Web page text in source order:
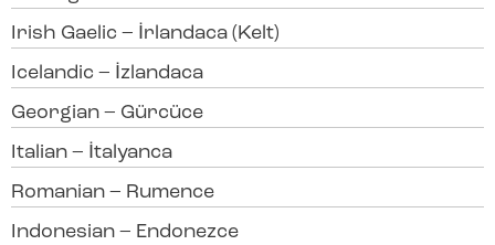
Irish Gaelic – İrlandaca (Kelt)
Icelandic – İzlandaca
Georgian – Gürcüce
Italian – İtalyanca
Romanian – Rumence
Indonesian – Endonezce